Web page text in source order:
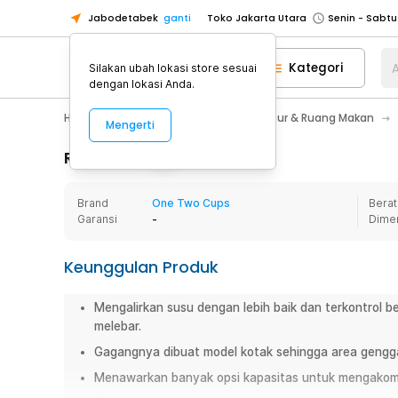
Jabodetabek ganti Toko Jakarta Utara
Toko Tangerang
Toko Cikupa
Pick n Go Jakarta Barat
Senin -
Pick n Go Bekasi
Senin - Jumat
Senin - Jumat
Senin -
Toko Jakarta Barat
Senin -
Toko Tangerang
Pick n Go Jakarta Barat
Senin -
Senin - Jumat
Senin - Jumat
Kategori
Home Appliance Perlengkapan Dapur & Ruang Makan
Rincian Produk
Brand
One Two Cups
Garansi
-
Keunggulan Produk
Mengalirkan susu dengan lebih baik dan terkontrol
melebar.
Gagangnya dibuat model kotak sehingga area
Menawarkan banyak opsi kapasitas untuk
Silakan ubah lokasi store sesuai
dengan lokasi Anda.
Mengerti